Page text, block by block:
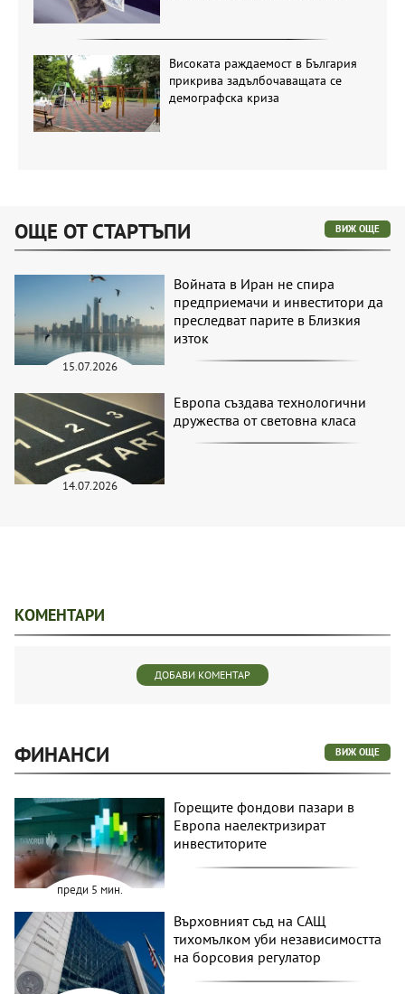
Високата раждаемост в България
прикрива задълбочаващата се
демографска криза
ОЩЕ ОТ СТАРТЪПИ ВИЖ ОЩЕ
15.07.2026
Войната в Иран не спира
предприемачи и инвеститори да
преследват парите в Близкия
изток
14.07.2026
Европа създава технологични
дружества от световна класа
КОМЕНТАРИ
ДОБАВИ КОМЕНТАР
ФИНАНСИ ВИЖ ОЩЕ
преди 5 мин.
Горещите фондови пазари в
Европа наелектризират
инвеститорите
Върховният съд на САЩ
тихомълком уби независимостта
на борсовия регулатор